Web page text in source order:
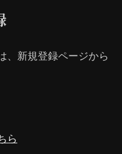
、新規登録ページから
ら